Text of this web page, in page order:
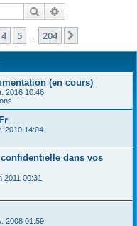
Rechercher
4 5 204
(en cours)
2016 10:46
2010 14:04
confidentielle dans vos
2011 00:31
2008 01:59